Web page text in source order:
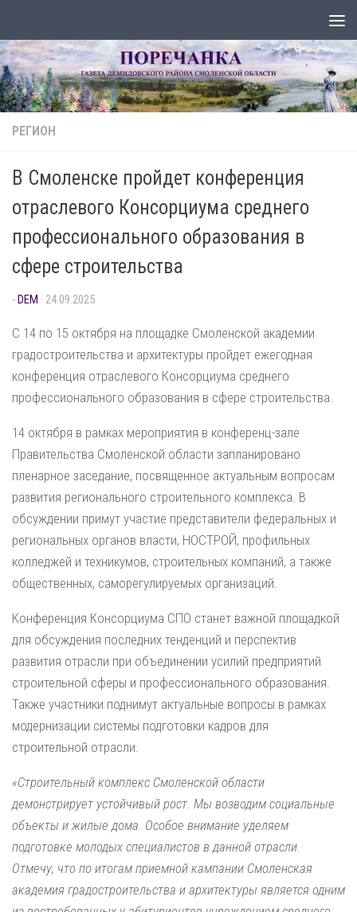
РЕГИОН
В Смоленске пройдет конференция
отраслевого Консорциума среднего
профессионального образования в
сфере строительства
-DEM · 24.09.2025
С 14 по 15 октября на площадке Смоленской академии
градостроительства и архитектуры пройдет ежегодная
конференция отраслевого Консорциума среднего
профессионального образования в сфере строительства.
14 октября в рамках мероприятия в конференц-зале
Правительства Смоленской области запланировано
пленарное заседание, посвященное актуальным вопросам
развития регионального строительного комплекса. В
обсуждении примут участие представители федеральных и
региональных органов власти, НОСТРОЙ, профильных
колледжей и техникумов, строительных компаний, а также
общественных, саморегулируемых организаций.
Конференция Консорциума СПО станет важной площадкой
для обсуждения последних тенденций и перспектив
развития отрасли при объединении усилий предприятий
строительной сферы и профессионального образования.
Также участники поднимут актуальные вопросы в рамках
модернизации системы подготовки кадров для
строительной отрасли.
«Строительный комплекс Смоленской области
демонстрирует устойчивый рост. Мы возводим социальные
объекты и жилые дома. Особое внимание уделяем
подготовке молодых специалистов в данной отрасли.
Отмечу, что по итогам приемной кампании Смоленская
академия градостроительства и архитектуры является одним